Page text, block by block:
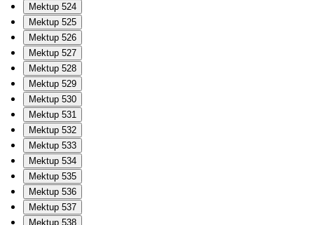
Mektup 524
Mektup 525
Mektup 526
Mektup 527
Mektup 528
Mektup 529
Mektup 530
Mektup 531
Mektup 532
Mektup 533
Mektup 534
Mektup 535
Mektup 536
Mektup 537
Mektup 538